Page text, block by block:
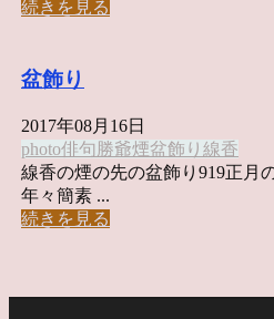
続きを見る
盆飾り
2017年08月16日
photo俳句 勝爺煙盆飾り 線香
線香の煙の先の盆飾り919正月
年々簡素 ...
続きを見る